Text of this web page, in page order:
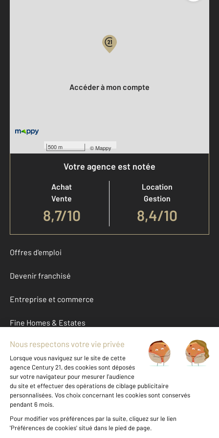
500 m ©Mappy
Accéder à mon compte
Votre agence est notée
Achat
Vente
8,7/10
Location
Gestion
8,4/10
Offres d'emploi
Devenir franchisé
Entreprise et commerce
Fine Homes & Estates
À propos
International
Nous contacter